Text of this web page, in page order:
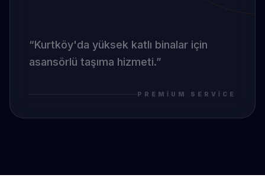
“Kurtköy'da yüksek katlı binalar için
asansörlü taşıma hizmeti.”
PREMIUM SERVICE